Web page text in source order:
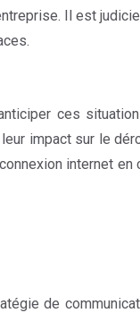
Il est
ces
impact sur le
internet
de